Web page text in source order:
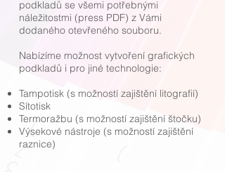
podkladů se všemi potřebnými
náležitostmi (press PDF) z Vámi
dodaného otevřeného souboru.
Nabízíme možnost vytvoření grafických
podkladů i pro jiné technologie:
Tampotisk (s možností zajištění litografií)
Sítotisk
Termoražbu (s možností zajištění štočku)
Výsekové nástroje (s možností zajištění
raznice)